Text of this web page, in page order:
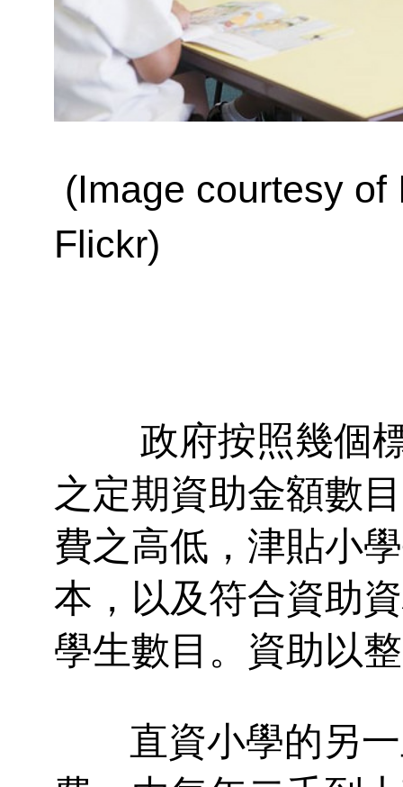
(Image courtesy
Flickr)
政府按照幾個
之定期資助金額數
費之高低，津貼小
本，以及符合資助
學生數目。資助以
直資小學的另